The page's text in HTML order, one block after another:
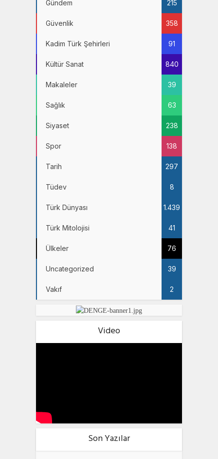
Gündem 215
Güvenlik 358
Kadim Türk Şehirleri 91
Kültür Sanat 840
Makaleler 39
Sağlık 63
Siyaset 238
Spor 138
Tarih 297
Tüdev 8
Türk Dünyası 1.439
Türk Mitolojisi 41
Ülkeler 76
Uncategorized 39
Vakıf 2
Video
Son Yazılar